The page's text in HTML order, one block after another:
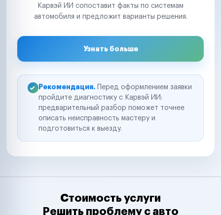
Карвэй ИИ сопоставит факты по системам
автомобиля и предложит варианты решения.
Узнать больше
Рекомендация. Перед оформлением заявки
пройдите диагностику с Карвэй ИИ:
предварительный разбор поможет точнее
описать неисправность мастеру и
подготовиться к выезду.
Стоимость услуги
Решить проблему с авто